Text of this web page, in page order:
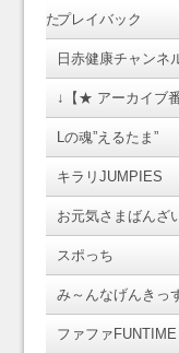
たプレイバック
日赤健康チャンネ
↓【★ アーカイブ
Lの魂”えるたま”
キラリJUMPIES
お元気さまばんざ
スポっち
み～んなげんきっ
ファファFUNTIME